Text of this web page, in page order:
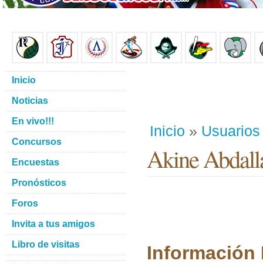
Inicio » Usuarios
Akine
Información
Inicio
Noticias
En vivo!!!
Concursos
Encuestas
Pronósticos
Foros
Invita a tus amigos
Libro de visitas